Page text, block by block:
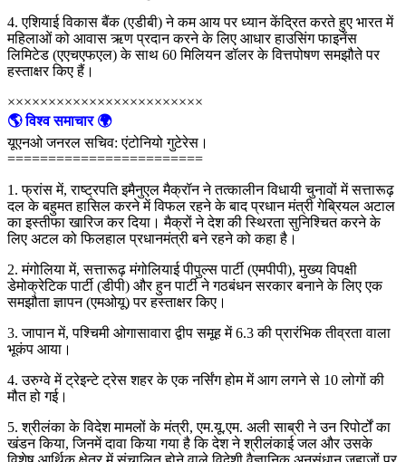
4. एशियाई विकास बैंक (एडीबी) ने कम आय पर ध्यान केंद्रित करते हुए भारत में
महिलाओं को आवास ऋण प्रदान करने के लिए आधार हाउसिंग फाइनेंस
लिमिटेड (एएचएफएल) के साथ 60 मिलियन डॉलर के वित्तपोषण समझौते पर
हस्ताक्षर किए हैं।
××××××××××××××××××××××××
🌎 विश्व समाचार 🌍
यूएनओ जनरल सचिव: एंटोनियो गुटेरेस।
========================
1. फ्रांस में, राष्ट्रपति इमैनुएल मैक्रॉन ने तत्कालीन विधायी चुनावों में सत्तारूढ़
दल के बहुमत हासिल करने में विफल रहने के बाद प्रधान मंत्री गेब्रियल अटाल
का इस्तीफा खारिज कर दिया। मैक्रों ने देश की स्थिरता सुनिश्चित करने के
लिए अटल को फिलहाल प्रधानमंत्री बने रहने को कहा है।
2. मंगोलिया में, सत्तारूढ़ मंगोलियाई पीपुल्स पार्टी (एमपीपी), मुख्य विपक्षी
डेमोक्रेटिक पार्टी (डीपी) और हुन पार्टी ने गठबंधन सरकार बनाने के लिए एक
समझौता ज्ञापन (एमओयू) पर हस्ताक्षर किए।
3. जापान में, पश्चिमी ओगासावारा द्वीप समूह में 6.3 की प्रारंभिक तीव्रता वाला
भूकंप आया।
4. उरुग्वे में ट्रेइन्टे ट्रेस शहर के एक नर्सिंग होम में आग लगने से 10 लोगों की
मौत हो गई।
5. श्रीलंका के विदेश मामलों के मंत्री, एम.यू.एम. अली साब्री ने उन रिपोर्टों का
खंडन किया, जिनमें दावा किया गया है कि देश ने श्रीलंकाई जल और उसके